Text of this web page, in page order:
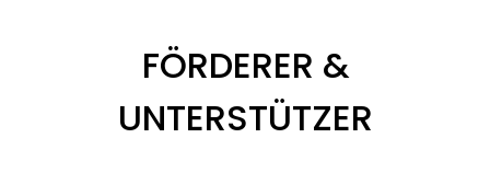
FÖRDERER &
UNTERSTÜTZER